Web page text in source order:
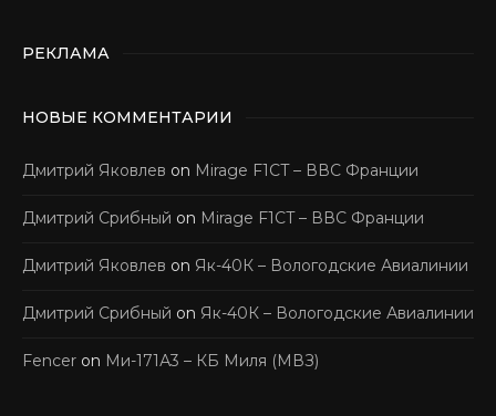
РЕКЛАМА
НОВЫЕ КОММЕНТАРИИ
Дмитрий Яковлев on Mirage F1CT – ВВС Франции
Дмитрий Срибный on Mirage F1CT – ВВС Франции
Дмитрий Яковлев on Як-40К – Вологодские Авиалинии
Дмитрий Срибный on Як-40К – Вологодские Авиалинии
Fencer on Ми-171А3 – КБ Миля (МВЗ)